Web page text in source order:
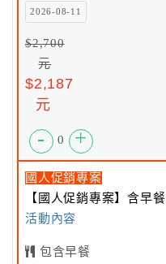
2026-08-11
$2,700
元
$2,187
元
- 0 +
國人促銷專案
【國人促銷專案】含早餐
活動內容
包含早餐